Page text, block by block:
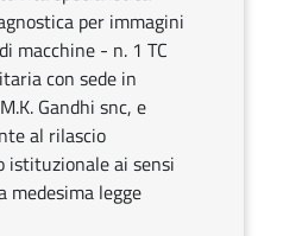
per immagini
macchine - n. 1 TC
con sede in
Gandhi snc, e
al rilascio
istituzionale ai sensi
medesima legge